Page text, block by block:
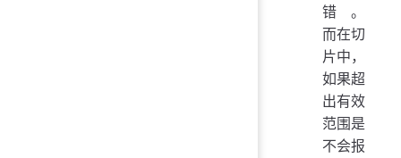
错。
而在切
片中，
如果超
出有效
范围是
不会报